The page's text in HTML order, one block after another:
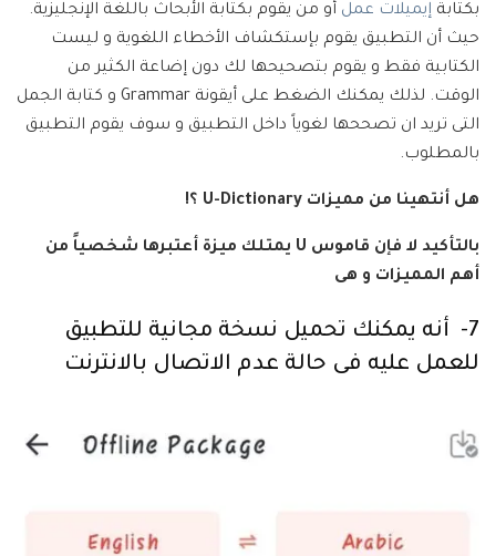
بكتابة إيميلات عمل أو من يقوم بكتابة الأبحاث باللغة الإنجليزية.
حيث أن التطبيق يقوم بإستكشاف الأخطاء اللغوية و ليست
الكتابية فقط و يقوم بتصحيحها لك دون إضاعة الكثير من
الوقت. لذلك يمكنك الضغط على أيقونة Grammar و كتابة الجمل
التى تريد ان تصححها لغوياً داخل التطبيق و سوف يقوم التطبيق
بالمطلوب.
هل أنتهينا من مميزات U-Dictionary ؟!
بالتأكيد لا فإن قاموس U يمتلك ميزة أعتبرها شخصياً من
أهم المميزات و هى
7- أنه يمكنك تحميل نسخة مجانية للتطبيق
للعمل عليه فى حالة عدم الاتصال بالانترنت